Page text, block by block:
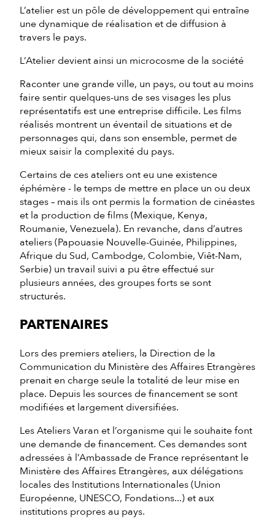
L’atelier est un pôle de développement qui entraîne
une dynamique de réalisation et de diffusion à
travers le pays.
L’Atelier devient ainsi un microcosme de la société
Raconter une grande ville, un pays, ou tout au moins
faire sentir quelques-uns de ses visages les plus
représentatifs est une entreprise difficile. Les films
réalisés montrent un éventail de situations et de
personnages qui, dans son ensemble, permet de
mieux saisir la complexité du pays.
Certains de ces ateliers ont eu une existence
éphémère - le temps de mettre en place un ou deux
stages – mais ils ont permis la formation de cinéastes
et la production de films (Mexique, Kenya,
Roumanie, Venezuela). En revanche, dans d’autres
ateliers (Papouasie Nouvelle-Guinée, Philippines,
Afrique du Sud, Cambodge, Colombie, Viêt-Nam,
Serbie) un travail suivi a pu être effectué sur
plusieurs années, des groupes forts se sont
structurés.
PARTENAIRES
Lors des premiers ateliers, la Direction de la
Communication du Ministère des Affaires Etrangères
prenait en charge seule la totalité de leur mise en
place. Depuis les sources de financement se sont
modifiées et largement diversifiées.
Les Ateliers Varan et l’organisme qui le souhaite font
une demande de financement. Ces demandes sont
adressées à l’Ambassade de France représentant le
Ministère des Affaires Etrangères, aux délégations
locales des Institutions Internationales (Union
Européenne, UNESCO, Fondations...) et aux
institutions propres au pays.